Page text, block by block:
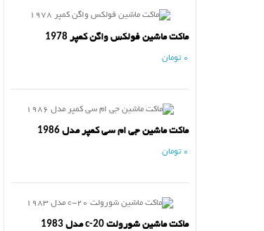
ماکت ماشین فولکس واگن کمپر 1978
0 تومان
ماکت ماشین جی ام سی کمپر مدل 1986
0 تومان
ماکت ماشین شورولت c-20 مدل 1983